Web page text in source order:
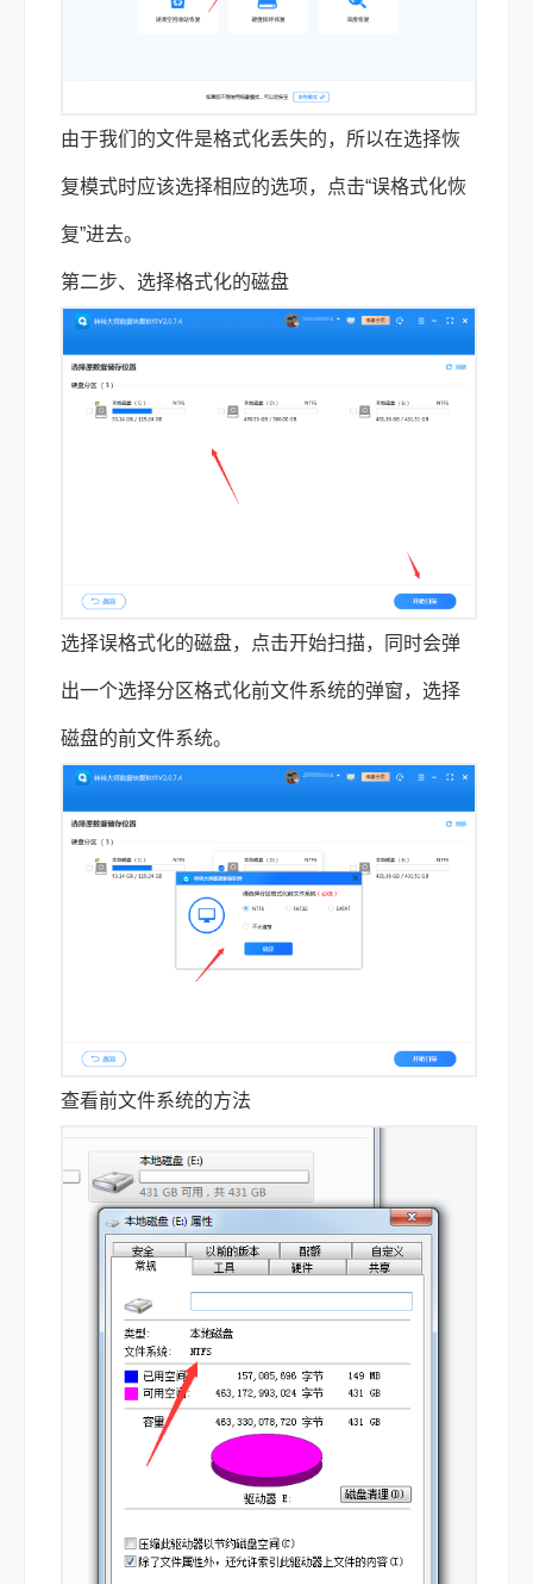
由于我们的文件是格式化丢失的，所以在选择恢
复模式时应该选择相应的选项，点击“误格式化恢
复”进去。
第二步、选择格式化的磁盘
选择误格式化的磁盘，点击开始扫描，同时会弹
出一个选择分区格式化前文件系统的弹窗，选择
磁盘的前文件系统。
查看前文件系统的方法